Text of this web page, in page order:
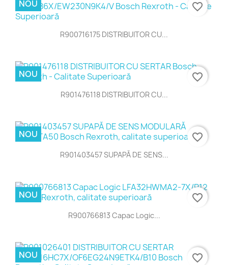
R900716175 DISTRIBUITOR CU...
NOU favorite_border
R901476118 DISTRIBUITOR CU...
NOU favorite_border
R901403457 SUPAPĂ DE SENS...
NOU favorite_border
R900766813 Capac Logic...
NOU favorite_border
NOU favorite_border